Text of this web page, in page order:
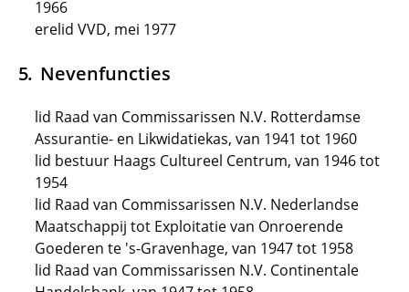
1966
erelid VVD, mei 1977
Nevenfuncties
lid Raad van Commissarissen N.V. Rotterdamse
Assurantie- en Likwidatiekas, van 1941 tot 1960
lid bestuur Haags Cultureel Centrum, van 1946 tot
1954
lid Raad van Commissarissen N.V. Nederlandse
Maatschappij tot Exploitatie van Onroerende
Goederen te 's-Gravenhage, van 1947 tot 1958
lid Raad van Commissarissen N.V. Continentale